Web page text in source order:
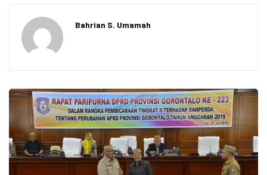
Bahrian S. Umamah